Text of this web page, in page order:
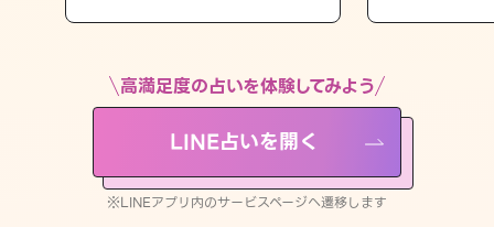
LINE占いを開く
※LINEアプリ内のサービスページへ遷移します
高満足度の占いを体験してみよう
LINE占いを開く
※LINEアプリ内のサービスページへ遷移します